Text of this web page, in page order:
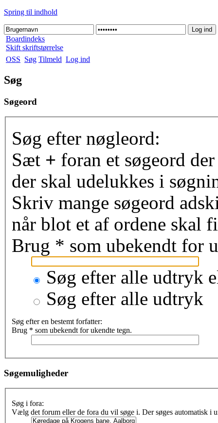
Spring til indhold
Boardindeks
Skift skriftstørrelse
OSS Søg Tilmeld Log ind
Søg
Søgeord
Søg efter nøgleord:
Sæt + foran et søgeord
der skal udelukkes i
Skriv mange søgeord
når blot et af ordene skal
Brug * som ubekendt for
Søg efter alle udtryk
Søg efter alle udtryk
Søg efter en bestemt forfatter:
Brug * som ubekendt for ukendte tegn.
Søgemuligheder
Søg i fora:
Vælg det forum eller de fora du vil søge i. Der søges automatisk i